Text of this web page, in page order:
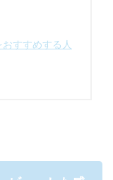
すすめする人